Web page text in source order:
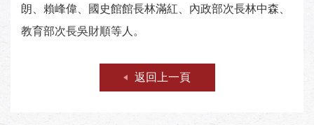
朗、賴峰偉、國史館館長林滿紅、內政部次長林中森、
教育部次長吳財順等人。
返回上一頁